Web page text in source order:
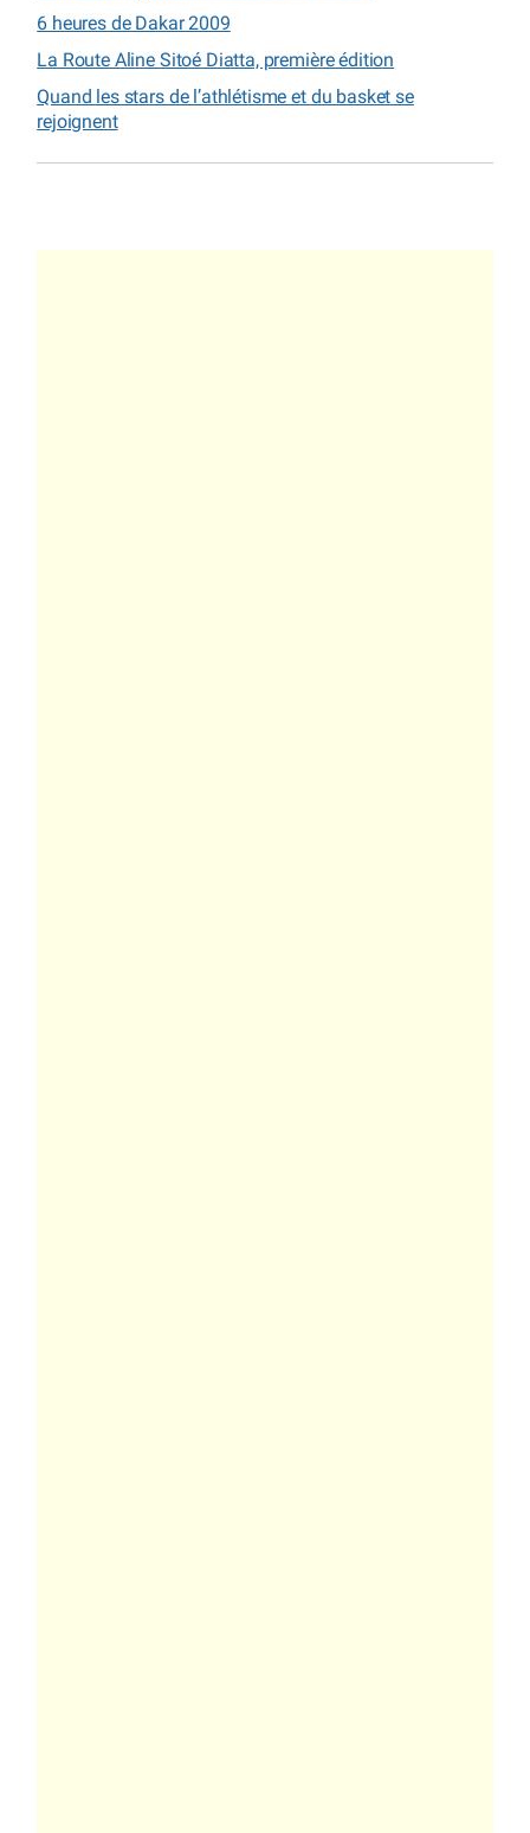
6 heures de Dakar 2009
La Route Aline Sitoé Diatta, première édition
Quand les stars de l’athlétisme et du basket se
rejoignent